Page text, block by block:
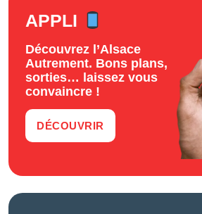
APPLI
Découvrez l’Alsace
Autrement. Bons plans,
sorties… laissez vous
convaincre !
DÉCOUVRIR